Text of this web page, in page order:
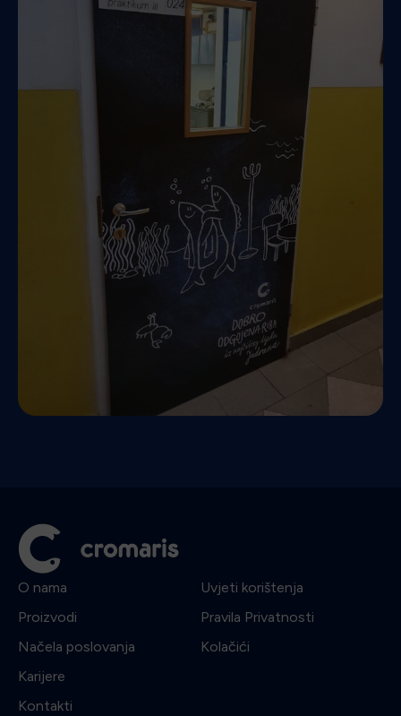
O nama
Proizvodi
Načela poslovanja
Karijere
Kontakti
Uvjeti korištenja
Pravila Privatnosti
Kolačići